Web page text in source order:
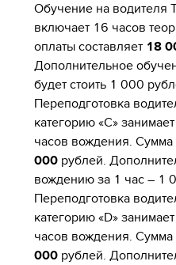
Обучение на водителя
включает 16 часов
оплаты составляет 18
Дополнительное
будет стоить 1 000
Переподготовка
категорию «С»
часов вождения. Сумма
000рублей.
вождению за 1 час – 1
Переподготовка
категорию «D»
часов вождения. Сумма
000рублей.